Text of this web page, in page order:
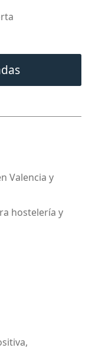
Valencia y
hostelería y